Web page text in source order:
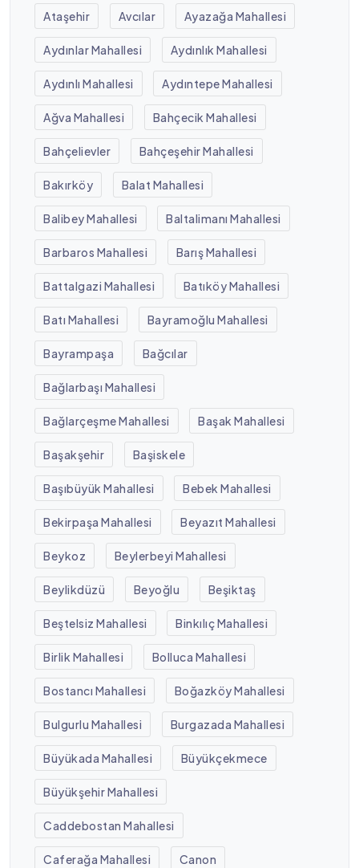
Ataşehir Avcılar Ayazağa Mahallesi
Aydınlar Mahallesi Aydınlık Mahallesi
Aydınlı Mahallesi Aydıntepe Mahallesi
Ağva Mahallesi Bahçecik Mahallesi
Bahçelievler Bahçeşehir Mahallesi
Bakırköy Balat Mahallesi
Balibey Mahallesi Baltalimanı Mahallesi
Barbaros Mahallesi Barış Mahallesi
Battalgazi Mahallesi Batıköy Mahallesi
Batı Mahallesi Bayramoğlu Mahallesi
Bayrampaşa Bağcılar
Bağlarbaşı Mahallesi
Bağlarçeşme Mahallesi Başak Mahallesi
Başakşehir Başiskele
Başıbüyük Mahallesi Bebek Mahallesi
Bekirpaşa Mahallesi Beyazıt Mahallesi
Beykoz Beylerbeyi Mahallesi
Beylikdüzü Beyoğlu Beşiktaş
Beştelsiz Mahallesi Binkılıç Mahallesi
Birlik Mahallesi Bolluca Mahallesi
Bostancı Mahallesi Boğazköy Mahallesi
Bulgurlu Mahallesi Burgazada Mahallesi
Büyükada Mahallesi Büyükçekmece
Büyükşehir Mahallesi
Caddebostan Mahallesi
Caferağa Mahallesi Canon